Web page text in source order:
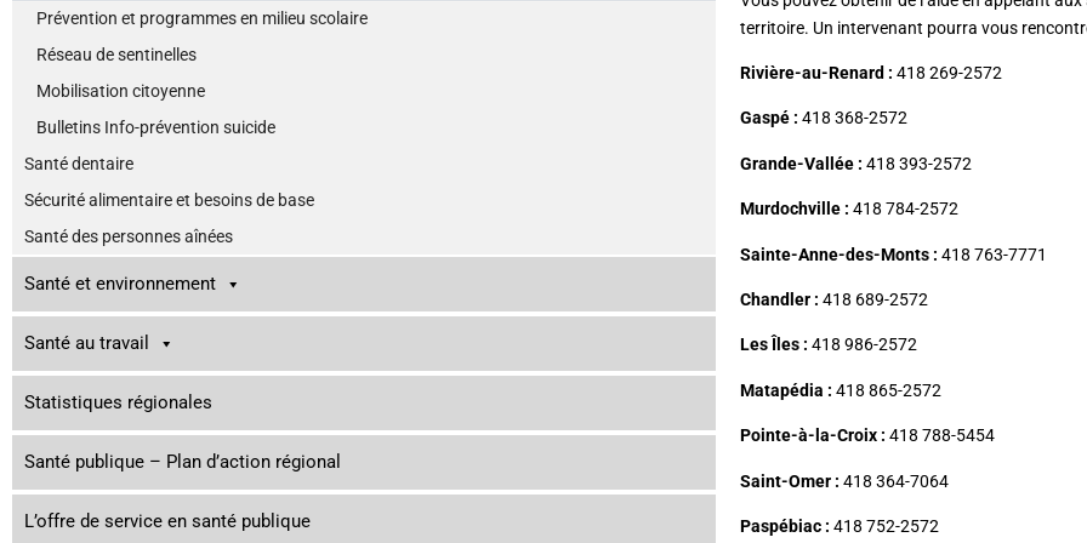
Prévention et programmes en milieu scolaire
Réseau de sentinelles
Mobilisation citoyenne
Bulletins Info-prévention suicide
Santé dentaire
Sécurité alimentaire et besoins de base
Santé des personnes aînées
Santé et environnement
Santé au travail
Statistiques régionales
Santé publique – Plan d’action régional
L’offre de service en santé publique
territoire. Un intervenant pourra vous
Rivière-au-Renard : 418 269-2572
Gaspé : 418 368-2572
Grande-Vallée : 418 393-2572
Murdochville : 418 784-2572
Sainte-Anne-des-Monts : 418 763-7771
Chandler : 418 689-2572
Les Îles : 418 986-2572
Matapédia : 418 865-2572
Pointe-à-la-Croix : 418 788-5454
Saint-Omer : 418 364-7064
Paspébiac : 418 752-2572